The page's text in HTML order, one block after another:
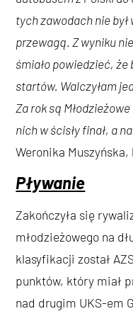
tych zawodach nie był
przewagą. Z wyniku
śmiało powiedzieć, że
startów. Walczyłam
Za rok są
nich w ścisły finał, a
Weronika
Pływanie
Zakończyła się
młodzieżowego na
klasyfikacji został
punktów, który miał
nad drugim UKS-em